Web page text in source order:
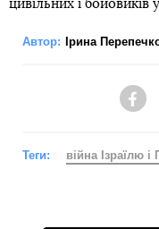
цивільних і бойовиків
Автор: Ірина
Теги: війна Ізраїлю і